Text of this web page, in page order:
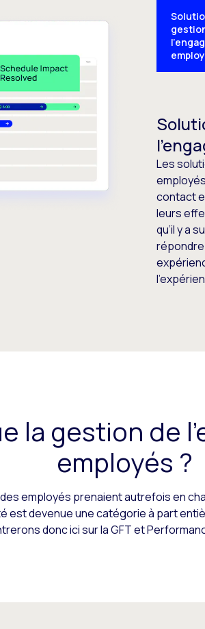
Les
contact
leurs
qu’il y a
répondre
la gestion de
employés ?
employés prenaient autrefois en
est devenue une catégorie à part
donc ici sur la GFT et